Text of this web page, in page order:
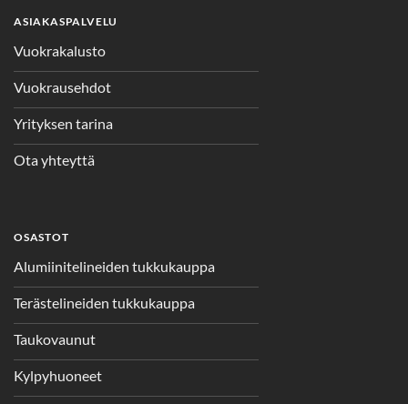
ASIAKASPALVELU
Vuokrakalusto
Vuokrausehdot
Yrityksen tarina
Ota yhteyttä
OSASTOT
Alumiinitelineiden tukkukauppa
Terästelineiden tukkukauppa
Taukovaunut
Kylpyhuoneet